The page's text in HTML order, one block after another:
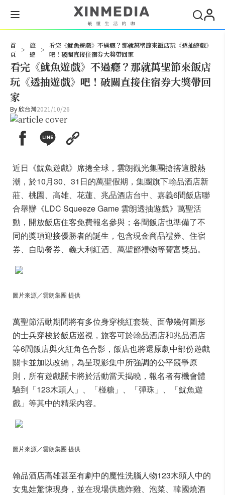
首
頁
>
旅
遊
>
看完《魷魚遊戲》不過癮？那就萬聖節來飯店玩《透抽遊戲》
吧！破關直接住宿券大獎帶回家
看完《魷魚遊戲》不過癮？那就萬聖節來飯店
玩《透抽遊戲》吧！破關直接住宿券大獎帶回
家
By欣台灣2021/10/26
近日《魷魚遊戲》席捲全球，雲朗觀光集團搶搭這股熱
潮，於10月30、31日的萬聖假期，集團旗下翰品酒店新
莊、桃園、高雄、花蓮、兆品酒店台中、嘉義6間飯店聯
合舉辦《LDC Squeeze Game 雲朗透抽遊戲》萬聖活
動，開放飯店住客免費報名參與；各間飯店也準備了不
同的獎項迎接優勝者的誕生，包含現金商品禮券、住宿
券、自助餐券、義大利紅酒、萬聖節禮物等豐富獎品。
圖片來源／雲朗集團 提供
萬聖節活動期間將有多位身穿桃紅套裝、面帶幾何圖形
的士兵穿梭於飯店巡視，旅客可於翰品酒店和兆品酒店
等6間飯店與火紅角色合影，飯店也將還原劇中部份遊戲
關卡並加以改編，為呈現影集中所強調的公平競爭原
則，所有遊戲關卡將於活動當天揭曉，報名者有機會體
驗到「123木頭人」、「椪糖」、「彈珠」、「魷魚遊
戲」等其中的精采內容。
圖片來源／雲朗集團 提供
翰品酒店高雄甚至有劇中的魔性洗腦人物123木頭人中的
女鬼娃驚悚現身，並在現場供應炸雞、泡菜、韓國燒酒